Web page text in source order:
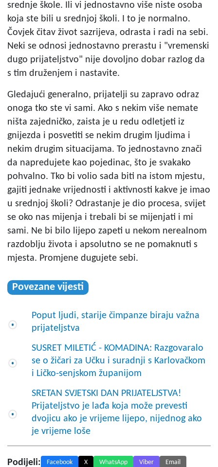
srednje škole. Ili vi jednostavno više niste osoba
koja ste bili u srednjoj školi. I to je normalno.
Čovjek čitav život sazrijeva, odrasta i radi na sebi.
Neki se odnosi jednostavno prerastu i "vremenski
dugo prijateljstvo" nije dovoljno dobar razlog da
s tim druženjem i nastavite.
Gledajući generalno, prijatelji su zapravo odraz
onoga tko ste vi sami. Ako s nekim više nemate
ništa zajedničko, zaista je u redu odletjeti iz
gnijezda i posvetiti se nekim drugim ljudima i
nekim drugim situacijama. To jednostavno znači
da napredujete kao pojedinac, što je svakako
pohvalno. Tko bi volio sada biti na istom mjestu,
gajiti jednake vrijednosti i aktivnosti kakve je imao
u srednjoj školi? Odrastanje je dio procesa, svijet
se oko nas mijenja i trebali bi se mijenjati i mi
sami. Ne bi bilo lijepo zapeti u nekom nerealnom
razdoblju života i apsolutno se ne pomaknuti s
mjesta. Promjene dugujete sebi.
Povezane vijesti
Poput ljudi, starije čimpanze biraju važna
prijateljstva
SUSRET MILETIĆ - KOMADINA: Razgovaralo
se o žičari za Učku i suradnji s Karlovačkom
i Ličko-senjskom županijom
SRETAN SVJETSKI DAN PRIJATELJSTVA!
Prijateljstvo je lađa koja može prevesti
dvojicu ako je vrijeme lijepo, nijednog ako
je vrijeme loše
Podijeli: Facebook X WhatsApp Viber Email